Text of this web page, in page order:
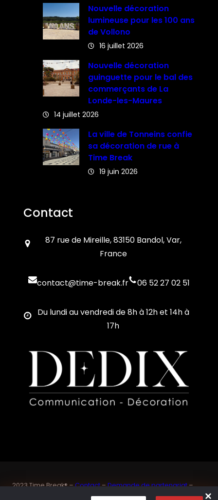
Nouvelle décoration
lumineuse pour les 100 ans
de Vollono
16 juillet 2026
Nouvelle décoration
guinguette pour le bal des
commerçants de La
Londe-les-Maures
14 juillet 2026
La ville de Tonneins confie
sa décoration de rue à
Time Break
19 juin 2026
Contact
87 rue de Mireille, 83150 Bandol, Var,
France
contact@time-break.fr 06 52 27 02 51
Du lundi au vendredi de 8h à 12h et 14h à
17h
2023 Time Break® –Contact–Demande de partenariat–
Sponsoriser un joueur de padel français